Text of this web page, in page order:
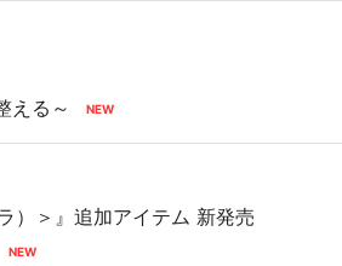
える～
）＞』追加アイテム 新発売